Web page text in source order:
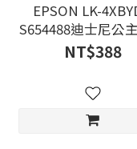
EPSON LK-
S654488迪士尼公
之心 標籤帶 白底
NT$388